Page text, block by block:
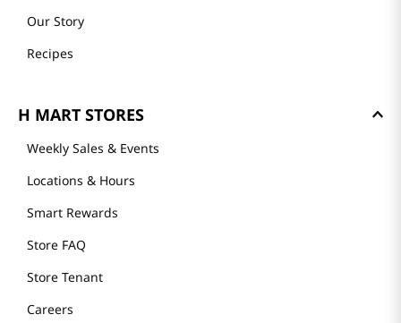
Our Story
Recipes
H MART STORES
Weekly Sales & Events
Locations & Hours
Smart Rewards
Store FAQ
Store Tenant
Careers